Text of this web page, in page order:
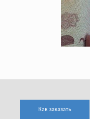
Как заказать